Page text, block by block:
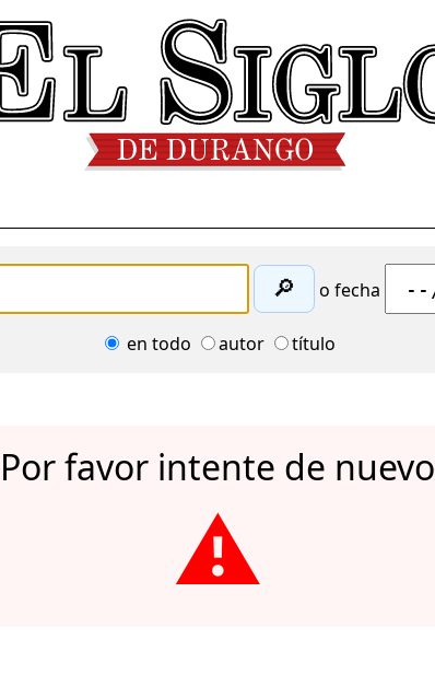
🔎 o fecha
en todo autor título
Por favor intente de nuevo
⚠️